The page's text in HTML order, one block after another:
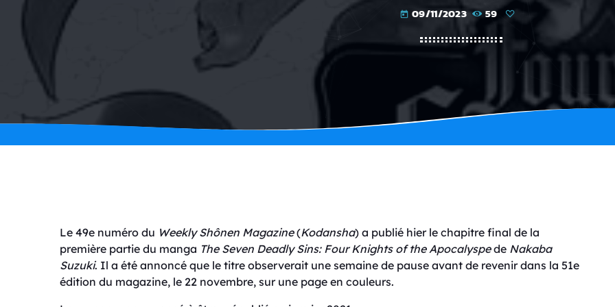
today 09/11/2023 59
Le 49e numéro du Weekly Shônen Magazine(Kodansha) a publié hier le chapitre final de la
première partie du manga The Seven Deadly Sins: Four Knights of the Apocalyspede Nakaba
Suzuki. Il a été annoncé que le titre observerait une semaine de pause avant de revenir dans la 51e
édition du magazine, le 22 novembre, sur une page en couleurs.